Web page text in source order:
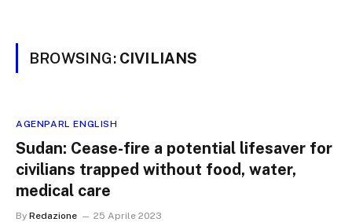
BROWSING: CIVILIANS
AGENPARL ENGLISH
Sudan: Cease-fire a potential lifesaver for
civilians trapped without food, water,
medical care
By Redazione 25 Aprile 2023